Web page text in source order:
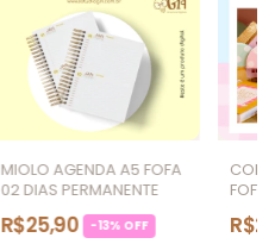
MIOLO AGENDA A5 FOFA
02 DIAS PERMANENTE
R$25,90 -13% OFF